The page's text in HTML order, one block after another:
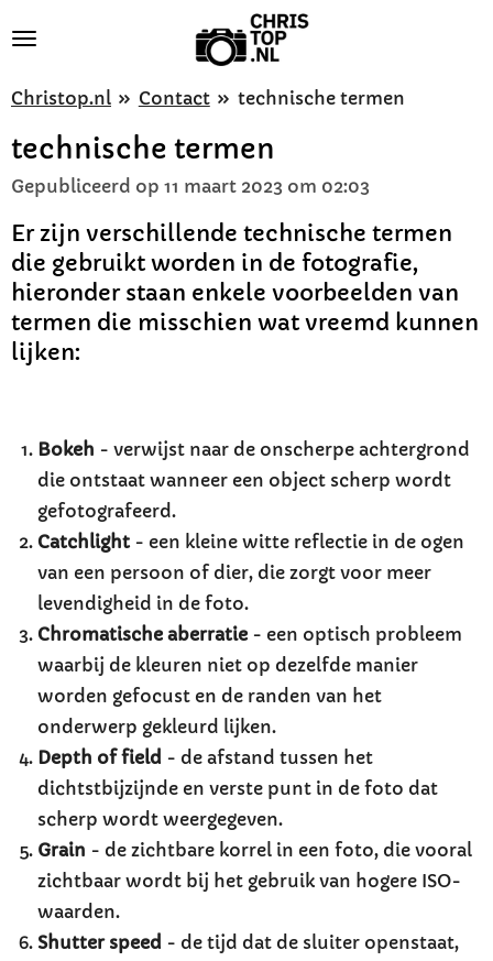
naar
hoofdinhoud
Christop.nl » Contact » technische termen
technische termen
Gepubliceerd op 11 maart 2023 om 02:03
Er zijn verschillende technische termen
die gebruikt worden in de fotografie,
hieronder staan enkele voorbeelden van
termen die misschien wat vreemd kunnen
lijken:
Bokeh - verwijst naar de onscherpe achtergrond
die ontstaat wanneer een object scherp wordt
gefotografeerd.
Catchlight- een kleine witte reflectie in de ogen
van een persoon of dier, die zorgt voor meer
levendigheid in de foto.
Chromatische aberratie - een optisch probleem
waarbij de kleuren niet op dezelfde manier
worden gefocust en de randen van het
onderwerp gekleurd lijken.
Depth of field - de afstand tussen het
dichtstbijzijnde en verste punt in de foto dat
scherp wordt weergegeven.
Grain - de zichtbare korrel in een foto, die vooral
zichtbaar wordt bij het gebruik van hogere ISO-
waarden.
Shutter speed - de tijd dat de sluiter openstaat,